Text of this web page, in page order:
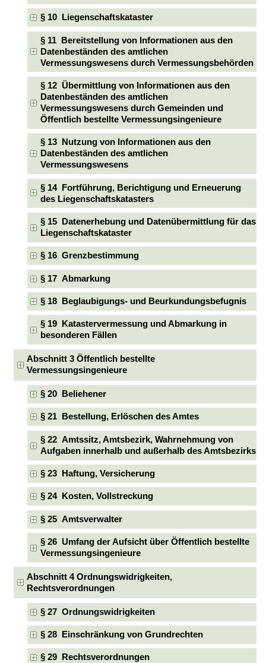
§ 10 Liegenschaftskataster
§ 11 Bereitstellung von Informationen aus den
Datenbeständen des amtlichen
Vermessungswesens durch Vermessungsbehörden
§ 12 Übermittlung von Informationen aus den
Datenbeständen des amtlichen
Vermessungswesens durch Gemeinden und
Öffentlich bestellte Vermessungsingenieure
§ 13 Nutzung von Informationen aus den
Datenbeständen des amtlichen
Vermessungswesens
§ 14 Fortführung, Berichtigung und Erneuerung
des Liegenschaftskatasters
§ 15 Datenerhebung und Datenübermittlung für das
Liegenschaftskataster
§ 16 Grenzbestimmung
§ 17 Abmarkung
§ 18 Beglaubigungs- und Beurkundungsbefugnis
§ 19 Katastervermessung und Abmarkung in
besonderen Fällen
Abschnitt 3 Öffentlich bestellte
Vermessungsingenieure
§ 20 Beliehener
§ 21 Bestellung, Erlöschen des Amtes
§ 22 Amtssitz, Amtsbezirk, Wahrnehmung von
Aufgaben innerhalb und außerhalb des Amtsbezirks
§ 23 Haftung, Versicherung
§ 24 Kosten, Vollstreckung
§ 25 Amtsverwalter
§ 26 Umfang der Aufsicht über Öffentlich bestellte
Vermessungsingenieure
Abschnitt 4 Ordnungswidrigkeiten,
Rechtsverordnungen
§ 27 Ordnungswidrigkeiten
§ 28 Einschränkung von Grundrechten
§ 29 Rechtsverordnungen